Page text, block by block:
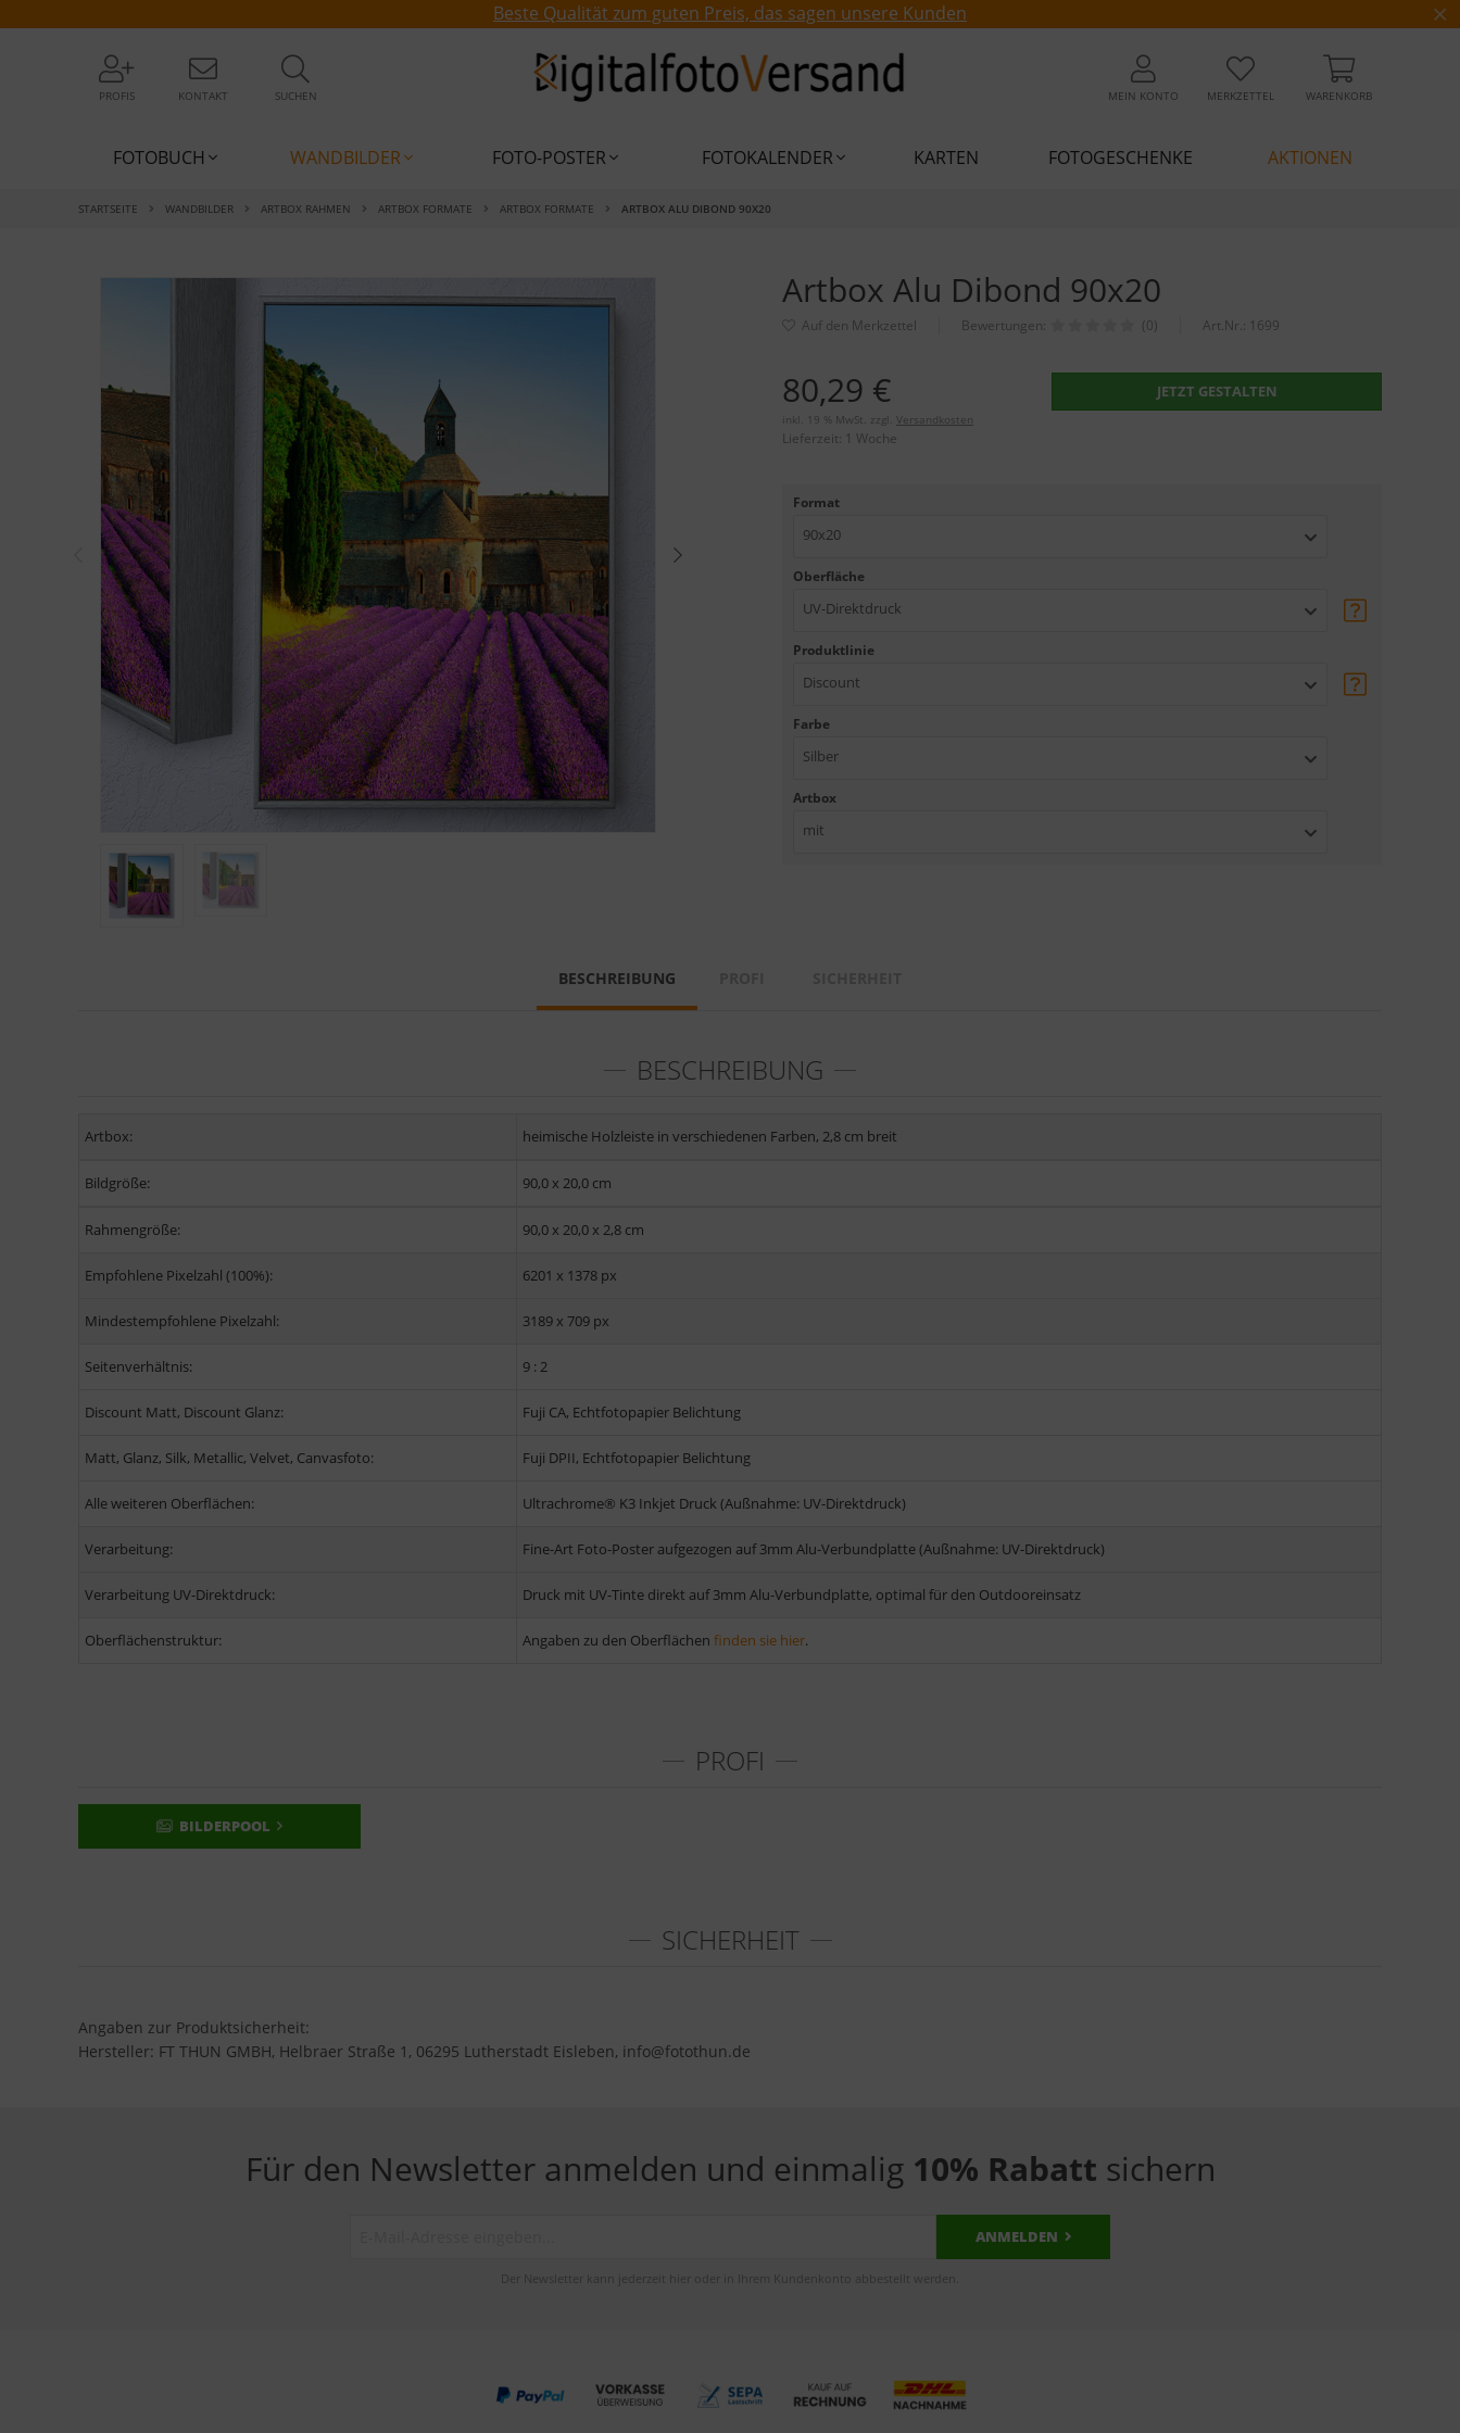
Beste Qualität zum guten Preis, das sagen unsere Kunden
PROFIS KONTAKT SUCHEN MEIN KONTO MERKZETTEL WARENKORB
FOTOBUCH WANDBILDER FOTO-POSTER FOTOKALENDER KARTEN FOTOGESCHENKE AKTIONEN
STARTSEITE WANDBILDER ARTBOX RAHMEN ARTBOX FORMATE ARTBOX FORMATE ARTBOX ALU DIBOND 90X20
Artbox Alu Dibond 90x20
Bewertungen: (0) Art.Nr.: 1699
80,29 €
inkl. 19 % MwSt. zzgl. Versandkosten
Lieferzeit: 1 Woche
JETZT GESTALTEN
Format
90x20
Oberfläche
UV-Direktdruck
Produktlinie
Discount
Farbe
Silber
Artbox
mit
BESCHREIBUNG
BESCHREIBUNG
Artbox: heimische Holzleiste in verschiedenen Farben, 2,8 cm breit
Bildgröße: 90,0 x 20,0 cm
Rahmengröße: 90,0 x 20,0 x 2,8 cm
Empfohlene Pixelzahl (100%): 6201 x 1378 px
Mindestempfohlene Pixelzahl: 3189 x 709 px
Seitenverhältnis: 9 : 2
Discount Matt, Discount Glanz: Fuji CA, Echtfotopapier Belichtung
Matt, Glanz, Silk, Metallic, Velvet, Canvasfoto: Fuji DPII, Echtfotopapier Belichtung
Alle weiteren Oberflächen: Ultrachrome® K3 Inkjet Druck (Außnahme: UV-Direktdruck)
Verarbeitung: Fine-Art Foto-Poster aufgezogen auf 3mm Alu-Verbundplatte (Außnahme: UV-Direktdruck)
Verarbeitung UV-Direktdruck: Druck mit UV-Tinte direkt auf 3mm Alu-Verbundplatte, optimal für den Outdooreinsatz
Oberflächenstruktur: Angaben zu den Oberflächen finden sie hier.
PROFI
BILDERPOOL
SICHERHEIT
Angaben zur Produktsicherheit:
Hersteller: FT THUN GMBH, Helbraer Straße 1, 06295 Lutherstadt Eisleben, info@fotothun.de
Für den Newsletter anmelden und einmalig 10% Rabatt sichern
ANMELDEN
Der Newsletter kann jederzeit hier oder in Ihrem Kundenkonto abbestellt werden.